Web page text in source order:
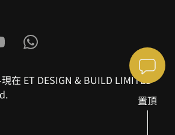
在 ET DESIGN & BUILD LIMITED
置頂